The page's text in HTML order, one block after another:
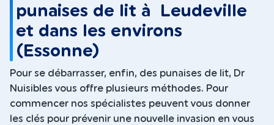
punaises de lit à Leudeville
et dans les environs
(Essonne)
Pour se débarrasser, enfin, des punaises de lit, Dr
Nuisibles vous offre plusieurs méthodes. Pour
commencer nos spécialistes peuvent vous donner
les clés pour prévenir une nouvelle invasion en vous